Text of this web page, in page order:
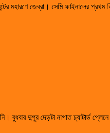
মহারণে জেব্রা। সেমি ফাইনালের
দুপুর দেড়টা নাগাত চ্যাটার্ড প্লেনে